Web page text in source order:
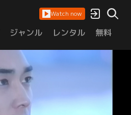
Watch now
ジャンル レンタル 無料